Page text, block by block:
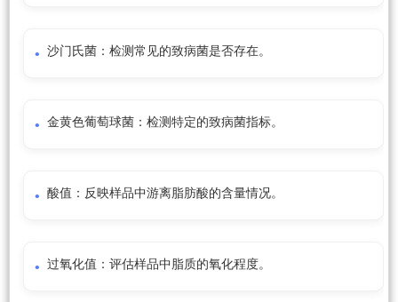
沙门氏菌：检测常见的致病菌是否存在。
金黄色葡萄球菌：检测特定的致病菌指标。
酸值：反映样品中游离脂肪酸的含量情况。
过氧化值：评估样品中脂质的氧化程度。